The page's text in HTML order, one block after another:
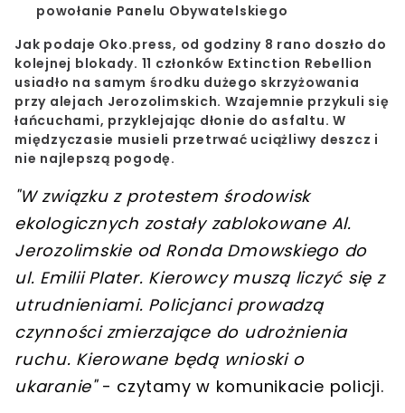
powołanie Panelu Obywatelskiego
Jak podaje Oko.press, od godziny 8 rano doszło do
kolejnej blokady. 11 członków Extinction Rebellion
usiadło na samym środku dużego skrzyżowania
przy alejach Jerozolimskich. Wzajemnie przykuli się
łańcuchami, przyklejając dłonie do asfaltu. W
międzyczasie musieli przetrwać uciążliwy deszcz i
nie najlepszą pogodę.
"W związku z protestem środowisk
ekologicznych zostały zablokowane Al.
Jerozolimskie od Ronda Dmowskiego do
ul. Emilii Plater. Kierowcy muszą liczyć się z
utrudnieniami. Policjanci prowadzą
czynności zmierzające do udrożnienia
ruchu. Kierowane będą wnioski o
ukaranie"- czytamy w komunikacie policji.